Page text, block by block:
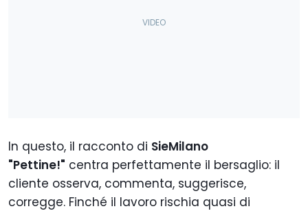
In questo, il racconto di SieMilano
"Pettine!" centra perfettamente il bersaglio: il
cliente osserva, commenta, suggerisce,
corregge. Finché il lavoro rischia quasi di